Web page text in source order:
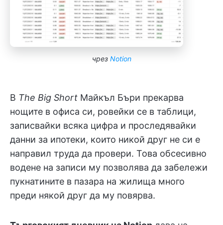
чрез Notion
В The Big Short Майкъл Бъри прекарва
нощите в офиса си, ровейки се в таблици,
записвайки всяка цифра и проследявайки
данни за ипотеки, които никой друг не си е
направил труда да провери. Това обсесивно
водене на записи му позволява да забележи
пукнатините в пазара на жилища много
преди някой друг да му повярва.